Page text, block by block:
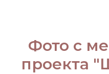
Фото с
проекта